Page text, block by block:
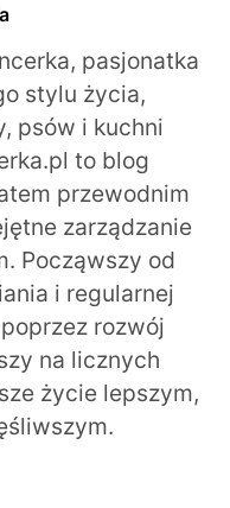
pasjonatka
stylu życia,
psów i kuchni
to blog
przewodnim
zarządzanie
Począwszy od
i regularnej
rozwój
na licznych
życie lepszym,